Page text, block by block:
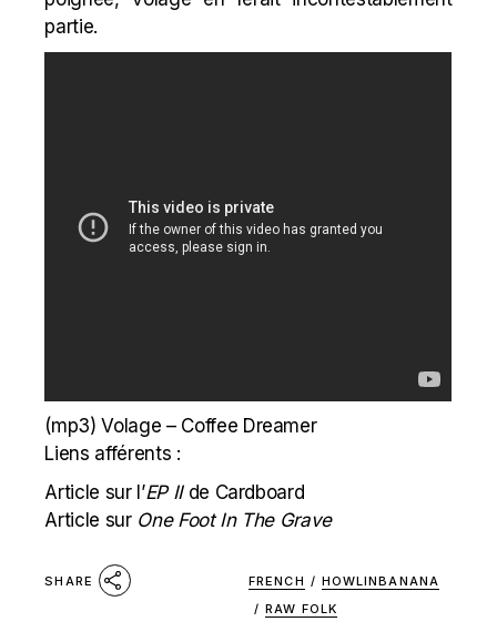
partie.
(mp3)Volage – Coffee Dreamer
Liens afférents :
Article sur l’EP II de Cardboard
Article sur One Foot In The Grave
SHARE FRENCH / HOWLINBANANA
/ RAW FOLK